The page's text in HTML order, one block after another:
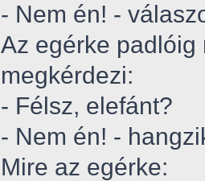
- Nem én! -
Az egérke padlóig
megkérdezi:
- Félsz, elefánt?
- Nem én! -
Mire az egérke: